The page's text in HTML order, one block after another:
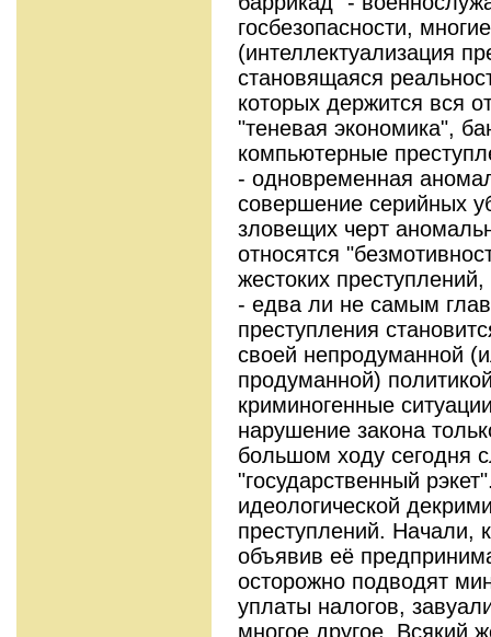
госбезопасности,
(интеллектуализация
становящаяся
которых держится вся
"теневая экономика",
компьютерные
- одновременная
совершение серийных
зловещих черт
относятся
жестоких
- едва ли не самым
преступления
своей непродуманной
продуманной)
криминогенные
нарушение закона
большом ходу сегодня
"государственный
идеологической
преступлений. Начали,
объявив её
осторожно подводят
уплаты налогов,
многое другое. Всякий